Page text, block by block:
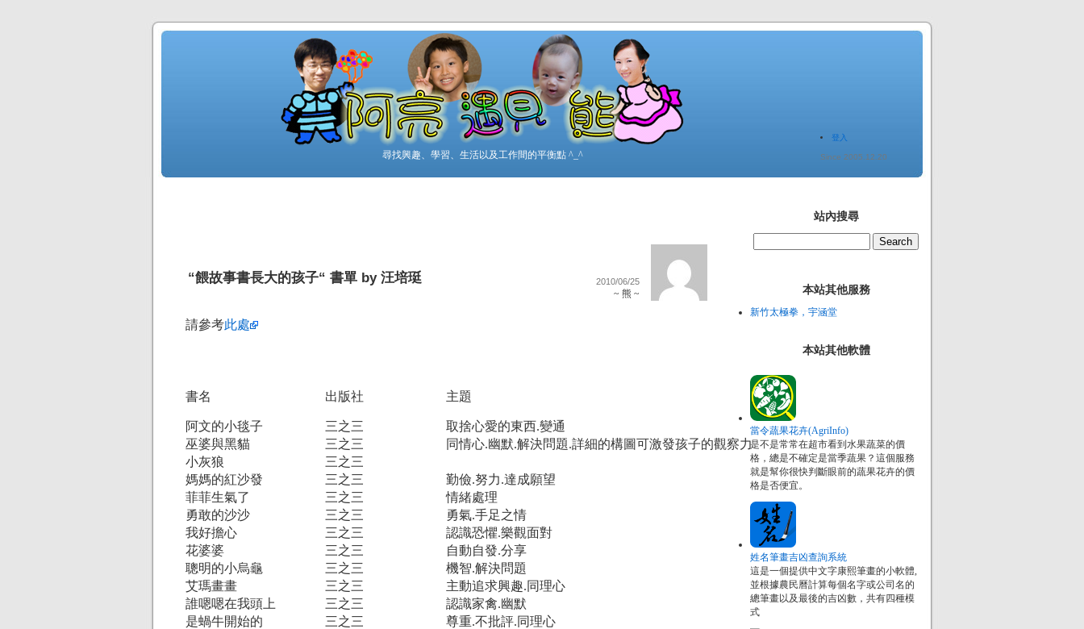
尋找興趣、學習、生活以及工作間的平衡點 ^_^
登入
Since 2005.12.20
“餵故事書長大的孩子“ 書單 by 汪培珽 2010/06/25
~ 熊 ~
請參考此處
書名 出版社 主題
阿文的小毯子 三之三
取捨心愛的東西.變通
巫婆與黑貓
三之三
同情心.幽默.解決問題.詳細的構圖可激發孩子的觀察力
小灰狼
三之三
媽媽的紅沙發
三之三
勤儉.努力.達成願望
菲菲生氣了
三之三
情緒處理
勇敢的沙沙
三之三
勇氣.手足之情
我好擔心
三之三
認識恐懼.樂觀面對
花婆婆
三之三
自動自發.分享
聰明的小烏龜
三之三
機智.解決問題
艾瑪畫畫
三之三
主動追求興趣.同理心
誰嗯嗯在我頭上
三之三
認識家禽.幽默
是蝸牛開始的
三之三
尊重.不批評.同理心
站內搜尋
本站其他服務
新竹太極拳，宇涵堂
本站其他軟體
當令蔬果花卉(AgriInfo)
是不是常常在超市看到水果蔬菜的價
格，總是不確定是當季蔬果？這個服務
就是幫你很快判斷眼前的蔬果花卉的價
格是否便宜。
姓名筆畫吉凶查詢系統
這是一個提供中文字康熙筆畫的小軟體,
並根據農民曆計算每個名字或公司名的
總筆畫以及最後的吉凶數，共有四種模
式